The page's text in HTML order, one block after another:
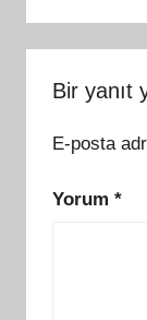
Bir yanıt
E-posta
Yorum *